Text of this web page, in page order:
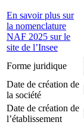
En savoir plus sur
la nomenclature
NAF 2025 sur le
site de l’Insee
Forme juridique
Date de création de
la société
Date de création de
l’établissement